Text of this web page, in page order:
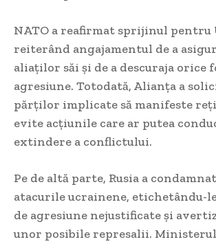
NATO a reafirmat sprijinul pentru
reiterând angajamentul de a
aliaților săi și de a descuraja orice
agresiune. Totodată, Alianța a
părților implicate să manifeste
evite acțiunile care ar putea
extindere a conflictului.
Pe de altă parte, Rusia a
atacurile ucrainene, etichetându-
de agresiune nejustificate și
unor posibile represalii.